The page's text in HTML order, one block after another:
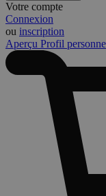
Votre compte
Connexion
ou inscription
Aperçu Profil